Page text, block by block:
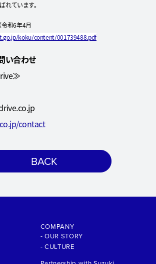
れています。
和6年4月
koku/content/001739488.pdf
い合わせ
contact
BACK
COMPANY
- OUR STORY
- CULTURE